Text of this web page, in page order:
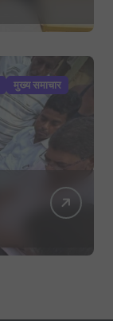
मुख्य समाचार